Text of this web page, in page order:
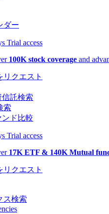
ダー
Trial access
100K stock coverage and
リクエスト
信託検索
索
ンド比較
Trial access
17K ETF & 140K Mutual
リクエスト
ス検索